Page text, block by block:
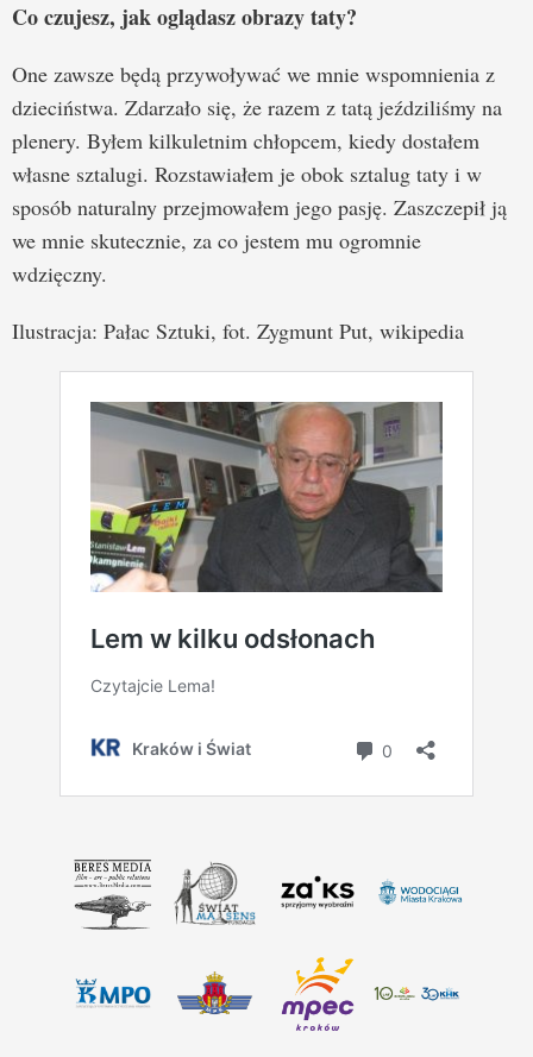
Co czujesz, jak oglądasz obrazy taty?
One zawsze będą przywoływać we mnie wspomnienia z
dzieciństwa. Zdarzało się, że razem z tatą jeździliśmy na
plenery. Byłem kilkuletnim chłopcem, kiedy dostałem
własne sztalugi. Rozstawiałem je obok sztalug taty i w
sposób naturalny przejmowałem jego pasję. Zaszczepił ją
we mnie skutecznie, za co jestem mu ogromnie
wdzięczny.
Ilustracja: Pałac Sztuki, fot. Zygmunt Put, wikipedia